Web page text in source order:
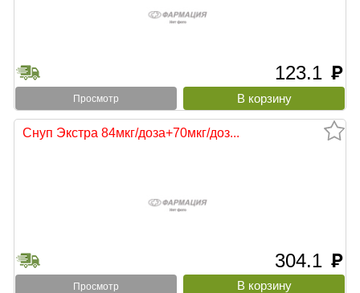
123.1 руб
Просмотр
Снуп Экстра 84мкг/доза+70мкг/доз...
304.1 руб
Просмотр